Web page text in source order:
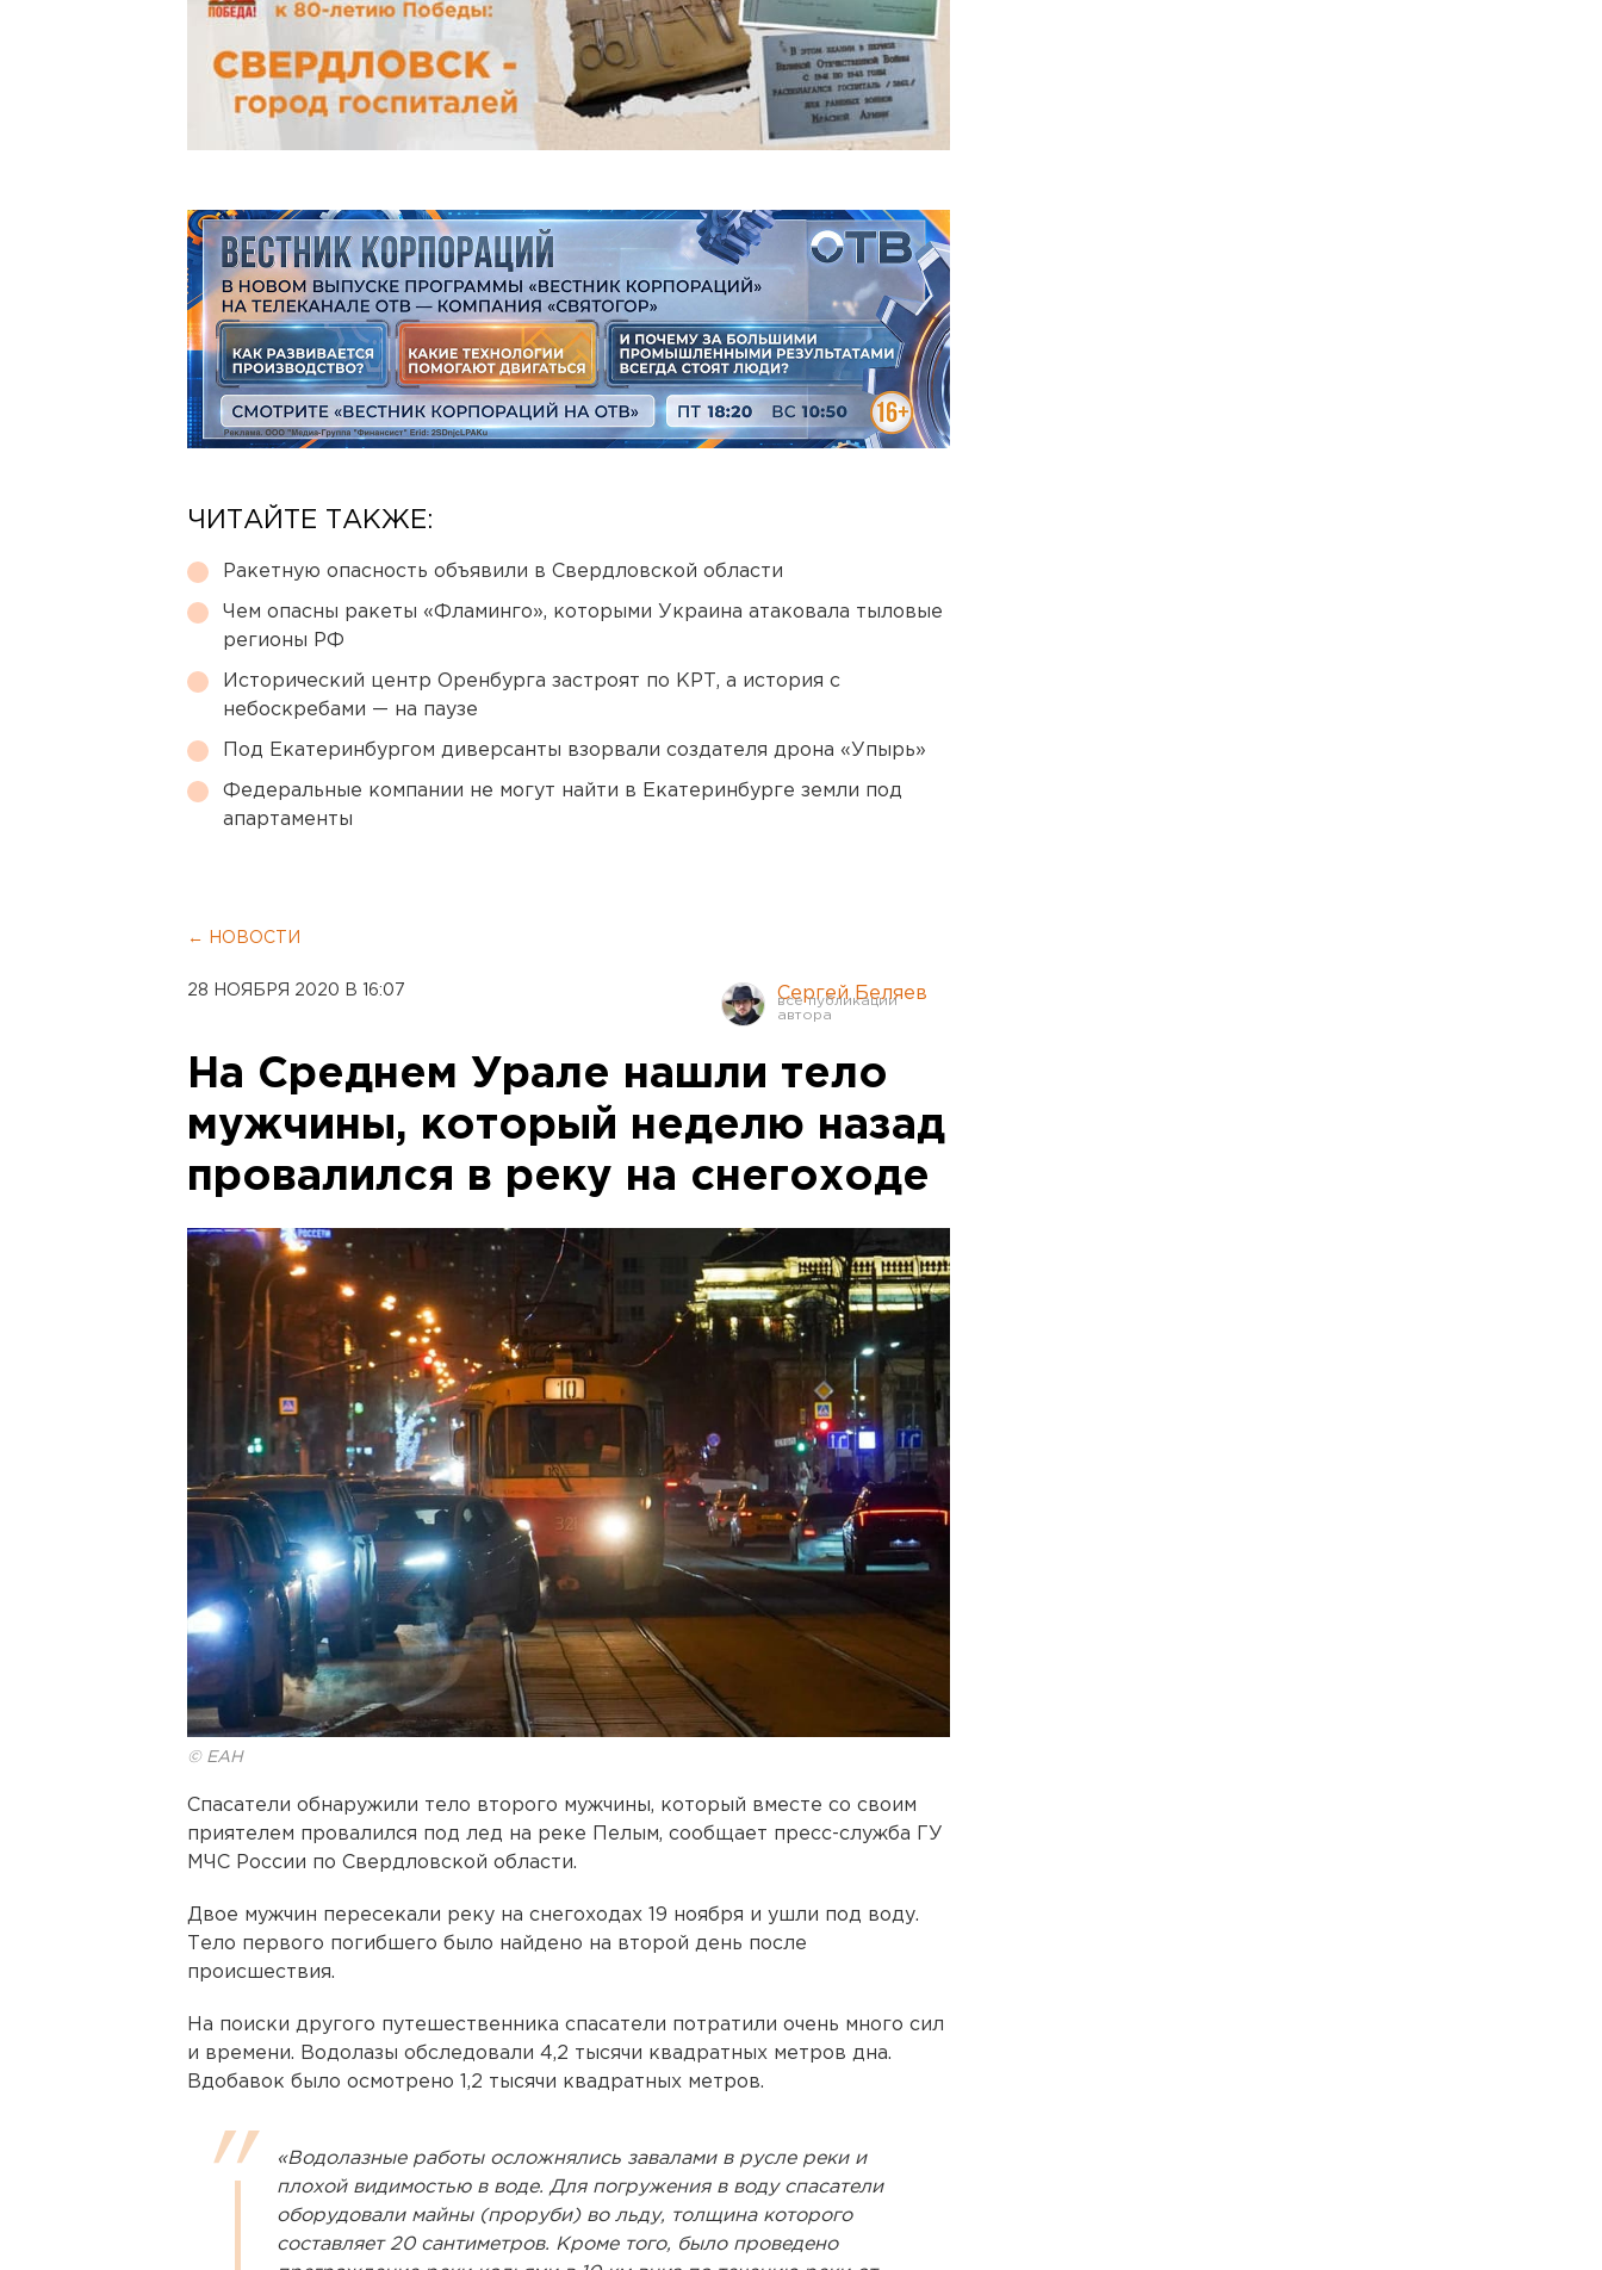
ЧИТАЙТЕ ТАКЖЕ:
Ракетную опасность объявили в Свердловской области
Чем опасны ракеты «Фламинго», которыми Украина атаковала тыловые
регионы РФ
Исторический центр Оренбурга застроят по КРТ, а история с
небоскребами — на паузе
Под Екатеринбургом диверсанты взорвали создателя дрона «Упырь»
Федеральные компании не могут найти в Екатеринбурге земли под
апартаменты
← НОВОСТИ
28 НОЯБРЯ 2020 В 16:07 Сергей Беляев
На Среднем Урале нашли тело
мужчины, который неделю назад
провалился в реку на снегоходе
© ЕАН
Спасатели обнаружили тело второго мужчины, который вместе со своим
приятелем провалился под лед на реке Пелым, сообщает пресс-служба ГУ
МЧС России по Свердловской области.
Двое мужчин пересекали реку на снегоходах 19 ноября и ушли под воду.
Тело первого погибшего было найдено на второй день после
происшествия.
На поиски другого путешественника спасатели потратили очень много сил
и времени. Водолазы обследовали 4,2 тысячи квадратных метров дна.
Вдобавок было осмотрено 1,2 тысячи квадратных метров.
«Водолазные работы осложнялись завалами в русле реки и
плохой видимостью в воде. Для погружения в воду спасатели
оборудовали майны (проруби) во льду, толщина которого
составляет 20 сантиметров. Кроме того, было проведено